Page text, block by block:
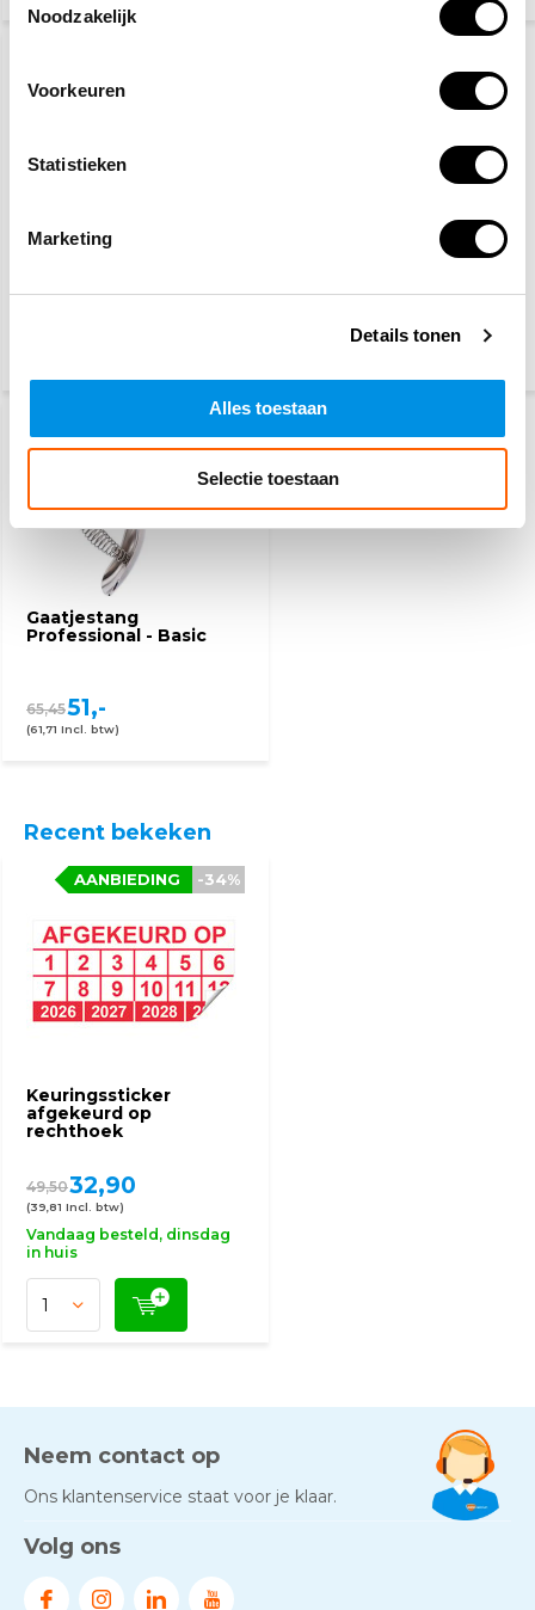
Noodzakelijk
Voorkeuren
Statistieken
Marketing
Details tonen
Alles toestaan
Selectie toestaan
Gaatjestang voor
96,90
Gaatjestang
Professional - Basic
65,4551,-
(61,71 Incl. btw)
Recent bekeken
Keuringssticker
afgekeurd op
rechthoek
-34%
AANBIEDING
49,5032,90
(39,81 Incl. btw)
Vandaag besteld, dinsdag
in huis
Neem contact op
Ons klantenservice staat voor je klaar.
Volg ons